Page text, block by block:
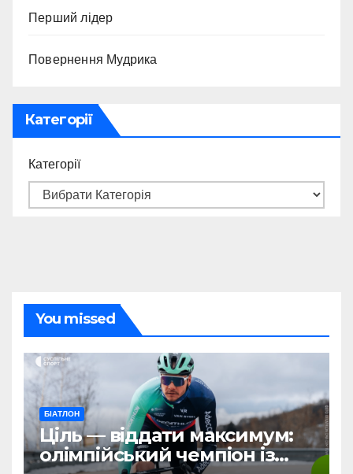
Перший лідер
Повернення Мудрика
Категорії
Категорії
You missed
БІАТЛОН
Ціль — віддати максимум:
олімпійський чемпіон із